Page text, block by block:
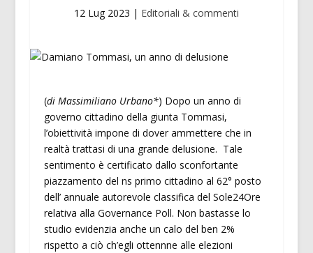
12 Lug 2023 | Editoriali & commenti
(di Massimiliano Urbano*) Dopo un anno di
governo cittadino della giunta Tommasi,
l’obiettività impone di dover ammettere che in
realtà trattasi di una grande delusione. Tale
sentimento è certificato dallo sconfortante
piazzamento del ns primo cittadino al 62° posto
dell’ annuale autorevole classifica del Sole24Ore
relativa alla Governance Poll. Non bastasse lo
studio evidenzia anche un calo del ben 2%
rispetto a ciò ch’egli ottennne alle elezioni